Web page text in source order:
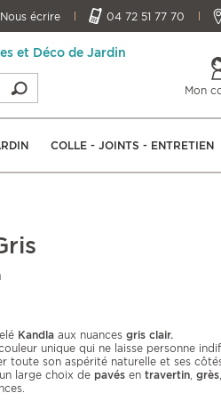
Nous écrire 04 72 51 77 70
et Déco de Jardin
Mon
COLLE - JOINTS - ENTRETIEN
Kandla aux nuances gris clair.
unique qui ne laisse personne
toute son aspérité naturelle et ses
large choix de pavés en travertin, grès,